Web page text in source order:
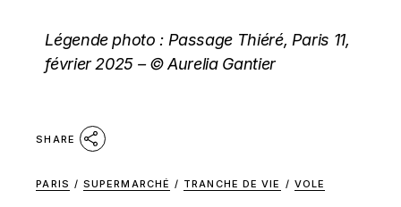
Légende photo : Passage Thiéré, Paris 11,
février 2025 – © Aurelia Gantier
SHARE
PARIS / SUPERMARCHÉ / TRANCHE DE VIE / VOLE